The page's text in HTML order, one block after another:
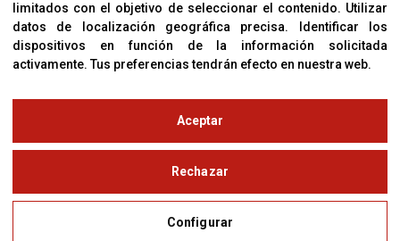
CONTACTO
T. (+34) 93 638 38 60
Email: corver@corver.es
© Copyright 2019
limitados con el objetivo de seleccionar el contenido. Utilizar
datos de localización geográfica precisa.
Identificar los
dispositivos en función de la información solicitada
activamente.Tus preferencias tendrán efecto en nuestra web.
Configurar
Rechazar
Aceptar
Aviso Legal
Política de Privacidad y Cookies